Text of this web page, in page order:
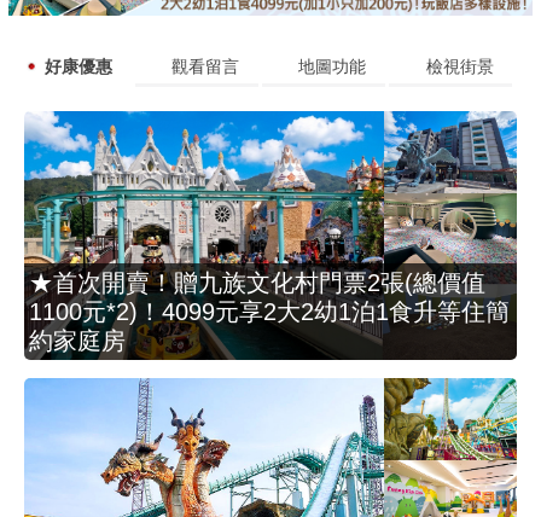
好康優惠 觀看留言 地圖功能 檢視街景
★首次開賣！贈九族文化村門票2張(總價值
1100元*2)！4099元享2大2幼1泊1食升等住簡
約家庭房